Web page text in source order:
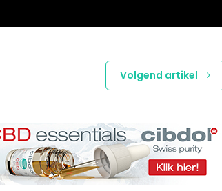
Volgend artikel